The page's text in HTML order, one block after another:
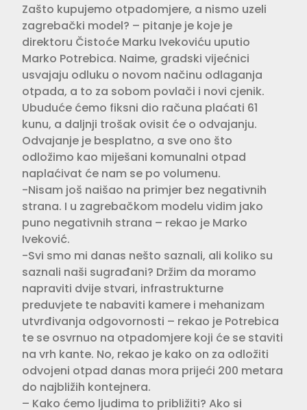
Zašto kupujemo otpadomjere, a nismo uzeli
zagrebački model? – pitanje je koje je
direktoru Čistoće Marku Ivekoviću uputio
Marko Potrebica. Naime, gradski vijećnici
usvajaju odluku o novom načinu odlaganja
otpada, a to za sobom povlači i novi cjenik.
Ubuduće ćemo fiksni dio računa plaćati 61
kunu, a daljnji trošak ovisit će o odvajanju.
Odvajanje je besplatno, a sve ono što
odložimo kao miješani komunalni otpad
naplaćivat će nam se po volumenu.
-Nisam još naišao na primjer bez negativnih
strana. I u zagrebačkom modelu vidim jako
puno negativnih strana – rekao je Marko
Iveković.
-Svi smo mi danas nešto saznali, ali koliko su
saznali naši sugrađani? Držim da moramo
napraviti dvije stvari, infrastrukturne
preduvjete te nabaviti kamere i mehanizam
utvrđivanja odgovornosti – rekao je Potrebica
te se osvrnuo na otpadomjere koji će se staviti
na vrh kante. No, rekao je kako on za odložiti
odvojeni otpad danas mora prijeći 200 metara
do najbližih kontejnera.
– Kako ćemo ljudima to približiti? Ako si